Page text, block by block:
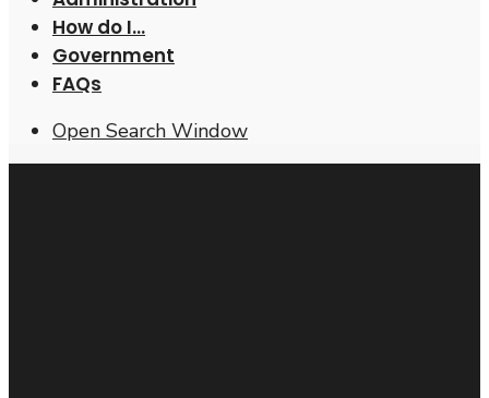
How do I…
Government
FAQs
Open Search Window